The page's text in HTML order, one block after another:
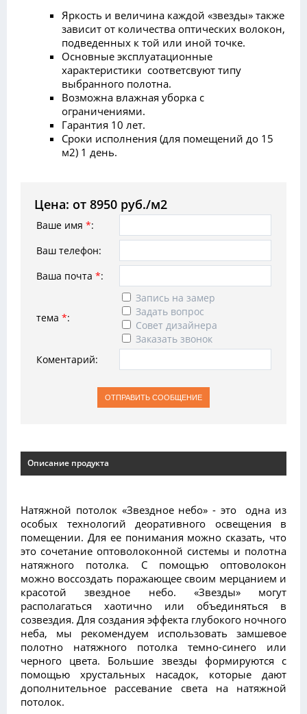
Яркость и величина каждой «звезды» также
зависит от количества оптических волокон,
подведенных к той или иной точке.
Основные эксплуатационные
характеристики соответсвуют типу
выбранного полотна.
Возможна влажная уборка с
ограничениями.
Гарантия 10 лет.
Сроки исполнения (для помещений до 15
м2) 1 день.
Цена: от 8950 руб./м2
Ваше имя *:
Ваш телефон:
Ваша почта *:
тема *:
Запись на замер
Задать вопрос
Совет дизайнера
Заказать звонок
Коментарий:
Описание продукта
Натяжной потолок «Звездное небо» - это одна из
особых технологий деоративного освещения в
помещении. Для ее понимания можно сказать, что
это сочетание оптоволоконной системы и полотна
натяжного потолка. С помощью оптоволокон
можно воссоздать поражающее своим мерцанием и
красотой звездное небо. «Звезды» могут
располагаться хаотично или объединяться в
созвездия. Для создания эффекта глубокого ночного
неба, мы рекомендуем использовать замшевое
полотно натяжного потолка темно-синего или
черного цвета. Большие звезды формируются с
помощью хрустальных насадок, которые дают
дополнительное рассевание света на натяжной
потолок.